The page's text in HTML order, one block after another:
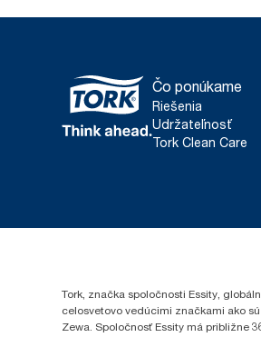
Čo ponúkame
Riešenia
Udržateľnosť
Tork Clean Care
Tork, značka spoločnosti Essity,
celosvetovo vedúcimi značkami ako
Zewa. Spoločnosť Essity má približne